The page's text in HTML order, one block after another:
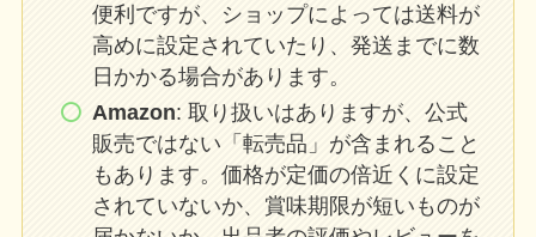
便利ですが、ショップによっては送料が
高めに設定されていたり、発送までに数
日かかる場合があります。
Amazon: 取り扱いはありますが、公式
販売ではない「転売品」が含まれること
もあります。価格が定価の倍近くに設定
されていないか、賞味期限が短いものが